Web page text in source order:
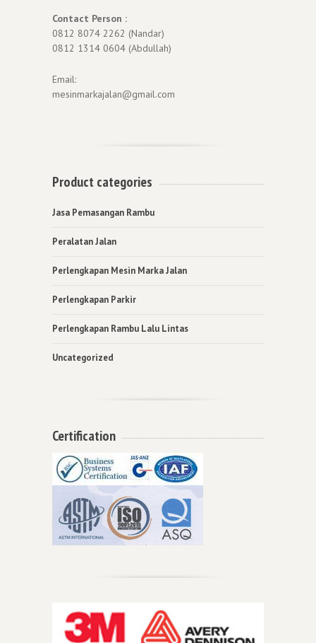
Contact Person :
0812 8074 2262 (Nandar)
0812 1314 0604 (Abdullah)
Email:
mesinmarkajalan@gmail.com
Product categories
Jasa Pemasangan Rambu
Peralatan Jalan
Perlengkapan Mesin Marka Jalan
Perlengkapan Parkir
Perlengkapan Rambu Lalu Lintas
Uncategorized
Certification